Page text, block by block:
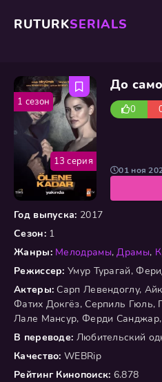
RUTURKSERIALS
До
0
Год выпуска: 2017
Сезон:1
Жанры: Мелодрамы,Драмы,
Режиссер: Умур Турагай,
Актеры: Сарп Левендоглу,
Фатих Докгёз, Серпиль Гюль,
Лале Мансур, Ферди
В переводе: Любительский
Качество: WEBRip
Рейтинг Кинопоиск: 6.878
01 ноя
13 серия
1 сезон